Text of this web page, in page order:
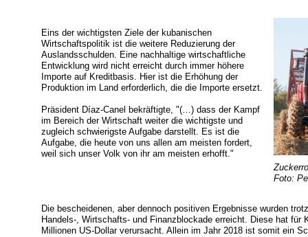
Foto:
Eins der wichtigsten Ziele der kubanischen
Wirtschaftspolitik ist die weitere Reduzierung der
Auslandsschulden. Eine nachhaltige wirtschaftliche
Entwicklung wird nicht erreicht durch immer höhere
Importe auf Kreditbasis. Hier ist die Erhöhung der
Produktion im Land erforderlich, die die Importe ersetzt.
Präsident Díaz-Canel bekräftigte, "(…) dass der Kampf
im Bereich der Wirtschaft weiter die wichtigste und
zugleich schwierigste Aufgabe darstellt. Es ist die
Aufgabe, die heute von uns allen am meisten fordert,
weil sich unser Volk von ihr am meisten erhofft."
Die bescheidenen, aber dennoch positiven Ergebnisse wurden
Handels-, Wirtschafts- und Finanzblockade erreicht. Diese hat für
Millionen US-Dollar verursacht. Allein im Jahr 2018 ist somit ein